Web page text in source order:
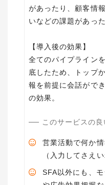
があったり、顧客情
いなどの課題があった
【導入後の効果】
全てのパイプライン
底したため、トップ
報を前提に会話がで
このサービスの
営業活動で何か
（入力してさえ
SFA以外にも、